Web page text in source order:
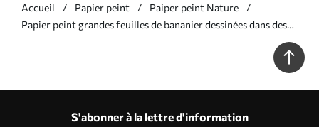
Accueil Papier peint
Paiper peint Nature
Papier peint grandes feuilles de bananier dessinées dans des
S'abonner à la lettre d'information